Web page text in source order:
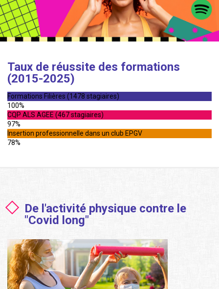
Taux de réussite des formations
(2015-2025)
Formations Filières (1478 stagiaires)
100%
CQP ALS AGEE (467 stagiaires)
97%
Insertion professionnelle dans un club EPGV
78%
De l'activité physique contre le
"Covid long"